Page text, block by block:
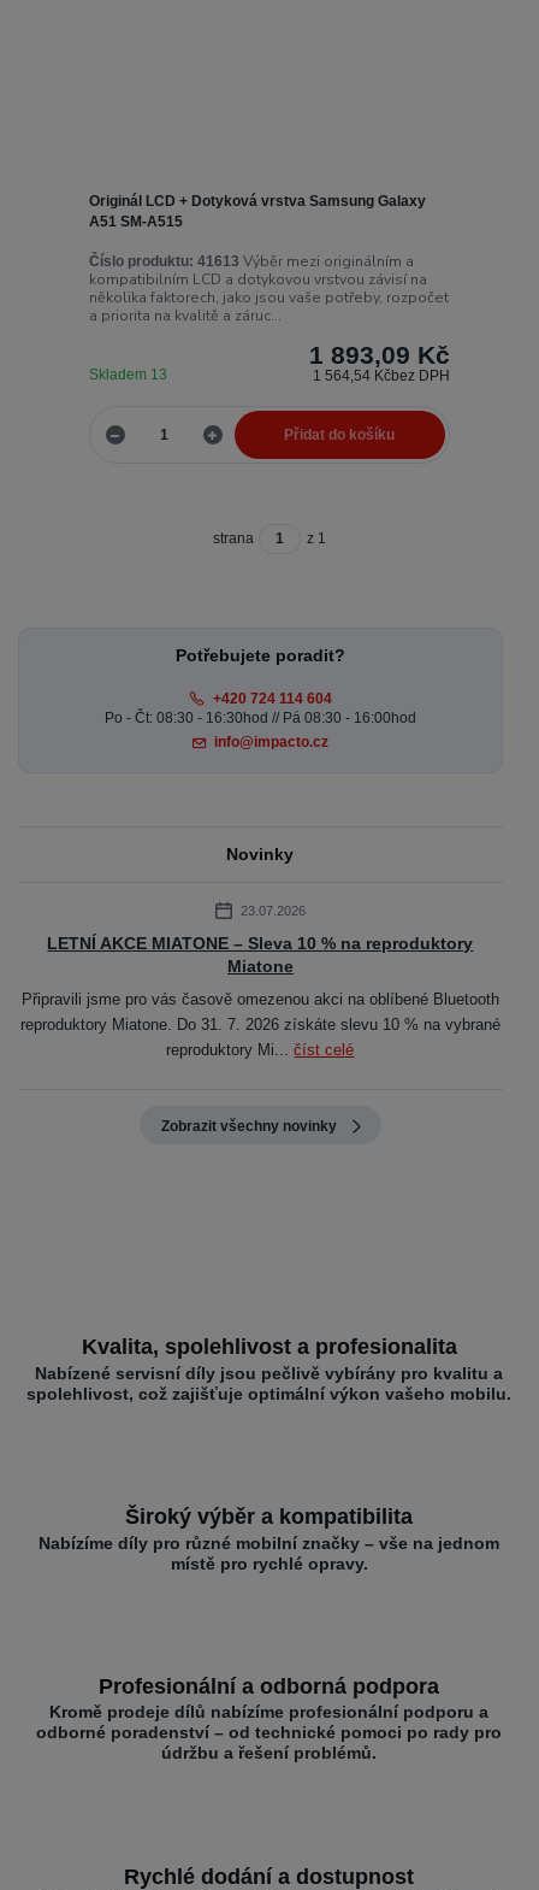
Originál LCD + Dotyková vrstva Samsung Galaxy
A51 SM-A515
Číslo produktu: 41613 Výběr mezi originálním a
kompatibilním LCD a dotykovou vrstvou závisí na
několika faktorech, jako jsou vaše potřeby, rozpočet
a priorita na kvalitě a záruc...
1 893,09 Kč
1 564,54 Kčbez DPH
Skladem 13
Přidat do košíku
strana z 1
Potřebujete poradit?
+420 724 114 604
Po - Čt: 08:30 - 16:30hod // Pá 08:30 - 16:00hod
info@impacto.cz
Novinky
23.07.2026
LETNÍ AKCE MIATONE – Sleva 10 % na reproduktory
Miatone
Připravili jsme pro vás časově omezenou akci na oblíbené Bluetooth
reproduktory Miatone. Do 31. 7. 2026 získáte slevu 10 % na vybrané
reproduktory Mi...číst celé
Zobrazit všechny novinky
Kvalita, spolehlivost a profesionalita
Nabízené servisní díly jsou pečlivě vybírány pro kvalitu a
spolehlivost, což zajišťuje optimální výkon vašeho mobilu.
Široký výběr a kompatibilita
Nabízíme díly pro různé mobilní značky – vše na jednom
místě pro rychlé opravy.
Profesionální a odborná podpora
Kromě prodeje dílů nabízíme profesionální podporu a
odborné poradenství – od technické pomoci po rady pro
údržbu a řešení problémů.
Rychlé dodání a dostupnost